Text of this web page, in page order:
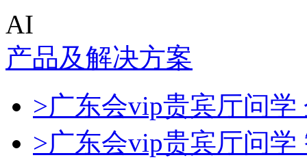
AI
产品及解决方案
>广东会vip贵宾厅问学
>广东会vip贵宾厅问学